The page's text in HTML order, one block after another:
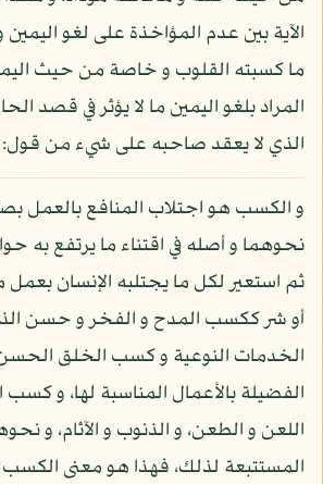
الآية بين عدم المؤاخذة على لغو
ما كسبته القلوب و خاصة من حيث
المراد بلغو اليمين ما لا يؤثر في قصد
الذي لا يعقد صاحبه على شيء من قول: لا
و الكسب هو اجتلاب المنافع بالعمل
نحوهما و أصله في اقتناء ما يرتفع به
ثم استعير لكل ما يجتلبه الإنسان
أو شر ككسب المدح و الفخر و حسن
الخدمات النوعية و كسب الخلق الحسن
الفضيلة بالأعمال المناسبة لها، و كسب
اللعن و الطعن، و الذنوب و الآثام، و
المستتبعة لذلك، فهذا هو معنى الكسب